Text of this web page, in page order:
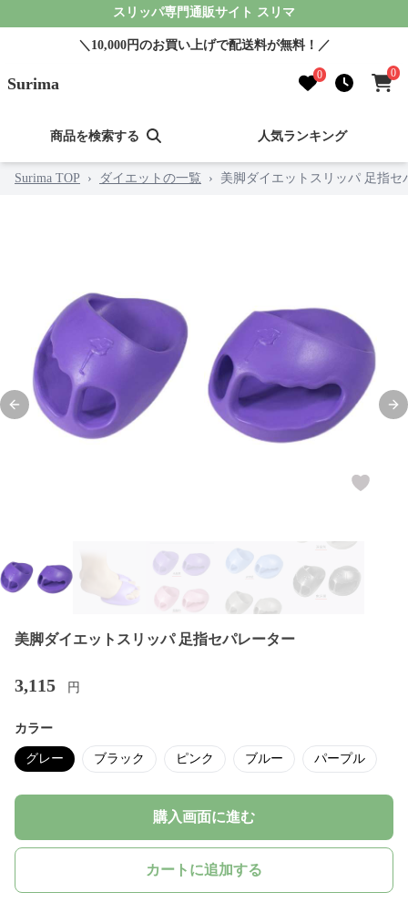
スリッパ専門通販サイト スリマ
＼10,000円のお買い上げで配送料が無料！／
Surima 0 0
商品を検索する 人気ランキング
Surima TOP › ダイエットの一覧 › 美脚ダイエットスリッパ 足指セ
Previous slide
美脚ダイエットスリッパ 足指セパレーター
3,115 円
カラー
グレー ブラック ピンク ブルー パープル
購入画面に進む
カートに追加する